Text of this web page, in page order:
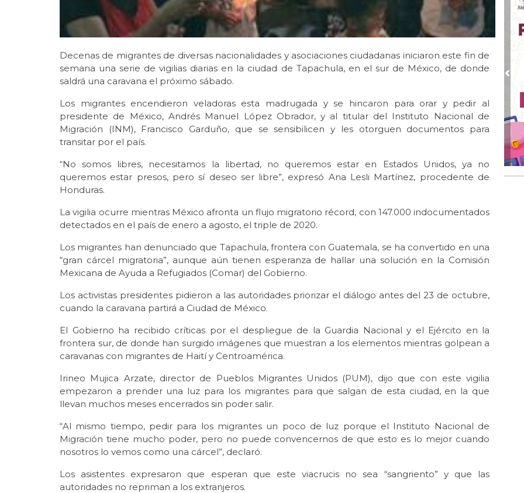
Decenas de migrantes de diversas nacionalidades y asociaciones ciudadanas iniciaron este fin de
semana una serie de vigilias diarias en la ciudad de Tapachula, en el sur de México, de donde
saldrá una caravana el próximo sábado.
Los migrantes encendieron veladoras esta madrugada y se hincaron para orar y pedir al
presidente de México, Andrés Manuel López Obrador, y al titular del Instituto Nacional de
Migración (INM), Francisco Garduño, que se sensibilicen y les otorguen documentos para
transitar por el país.
“No somos libres, necesitamos la libertad, no queremos estar en Estados Unidos, ya no
queremos estar presos, pero sí deseo ser libre”, expresó Ana Lesli Martínez, procedente de
Honduras.
La vigilia ocurre mientras México afronta un flujo migratorio récord, con 147.000 indocumentados
detectados en el país de enero a agosto, el triple de 2020.
Los migrantes han denunciado que Tapachula, frontera con Guatemala, se ha convertido en una
“gran cárcel migratoria”, aunque aún tienen esperanza de hallar una solución en la Comisión
Mexicana de Ayuda a Refugiados (Comar) del Gobierno.
Los activistas presidentes pidieron a las autoridades priorizar el diálogo antes del 23 de octubre,
cuando la caravana partirá a Ciudad de México.
El Gobierno ha recibido críticas por el despliegue de la Guardia Nacional y el Ejército en la
frontera sur, de donde han surgido imágenes que muestran a los elementos mientras golpean a
caravanas con migrantes de Haití y Centroamérica.
Irineo Mujica Arzate, director de Pueblos Migrantes Unidos (PUM), dijo que con este vigilia
empezaron a prender una luz para los migrantes para que salgan de esta ciudad, en la que
llevan muchos meses encerrados sin poder salir.
“Al mismo tiempo, pedir para los migrantes un poco de luz porque el Instituto Nacional de
Migración tiene mucho poder, pero no puede convencernos de que esto es lo mejor cuando
nosotros lo vemos como una cárcel”, declaró.
Los asistentes expresaron que esperan que este viacrucis no sea “sangriento” y que las
autoridades no repriman a los extranjeros.
a